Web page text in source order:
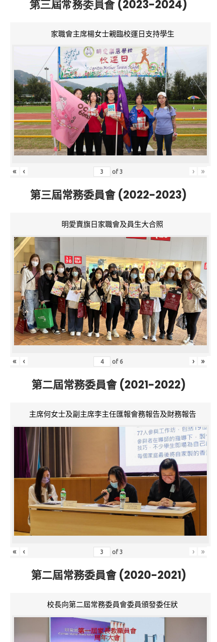
第三屆常務委員會 (2023-2024)
家職會主席楊女士親臨校運日支持學生
« ‹ of3 › »
第三屆常務委員會 (2022-2023)
明愛賣旗日家職會及員生大合照
« ‹ of 6 › »
第二屆常務委員會 (2021-2022)
主席何女士及副主席李主任匯報會務報告及財務報告
« ‹ of3 › »
第二屆常務委員會 (2020-2021)
校長向第二屆常務委員會委員頒發委任狀